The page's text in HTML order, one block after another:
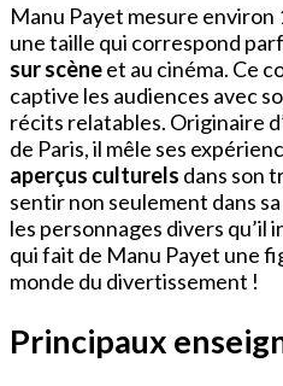
Manu Payet mesure environ
une taille qui correspond
sur scèneet au cinéma. Ce
captive les audiences avec
récits relatables. Originaire
de Paris, il mêle ses
aperçus culturels dans son
sentir non seulement dans
les personnages divers
qui fait de Manu Payet une
monde du divertissement !
Principaux